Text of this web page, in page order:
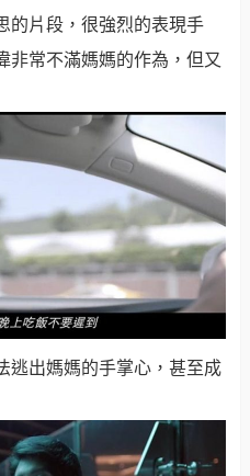
的片段，很強烈的表現手
非常不滿媽媽的作為，但又
出媽媽的手掌心，甚至成